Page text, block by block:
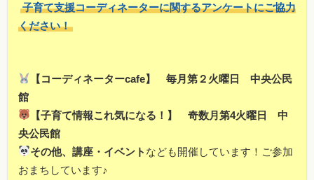
子育て支援コーディネーターに関するアンケートにご協力
ください！
【コーディネーターcafe】 毎月第２火曜日 中央公民
館
【子育て情報これ気になる！】 奇数月第4火曜日 中
央公民館
その他、講座・イベント なども開催しています！ご参加
おまちしています♪